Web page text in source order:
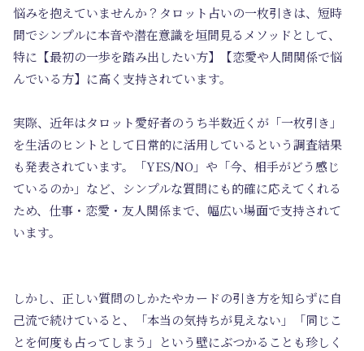
悩みを抱えていませんか？タロット占いの一枚引きは、短時
間でシンプルに本音や潜在意識を垣間見るメソッドとして、
特に【最初の一歩を踏み出したい方】【恋愛や人間関係で悩
んでいる方】に高く支持されています。
実際、近年はタロット愛好者のうち半数近くが「一枚引き」
を生活のヒントとして日常的に活用しているという調査結果
も発表されています。
「YES/NO」や「今、相手がどう感じ
ているのか」など、シンプルな質問にも的確に応えてくれる
ため、仕事・恋愛・友人関係まで、幅広い場面で支持されて
います。
しかし、正しい質問のしかたやカードの引き方を知らずに自
己流で続けていると、「本当の気持ちが見えない」「同じこ
とを何度も占ってしまう」という壁にぶつかることも珍しく